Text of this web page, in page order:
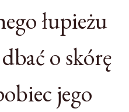
łupieżu
o skórę
jego